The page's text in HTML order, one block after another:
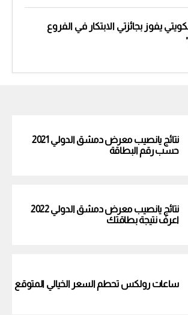
يفوز بجائزتي الابتكار في الفروع
نتائج يانصيب معرض دمشق الدولي 2021
حسب رقم البطاقة
نتائج يانصيب معرض دمشق الدولي 2022
اعرف نتيجة بطاقتك
ساعات رولكس تحطم السعر الخيالي المتوقع